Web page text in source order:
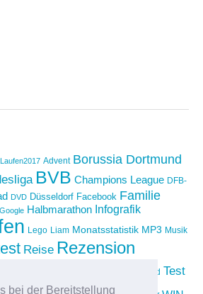
bei der Bereitstellung
Advent Borussia Dortmund
BVB Champions League DFB-
DVD Düsseldorf Facebook Familie
Google Halbmarathon Infografik
Lego Liam Monatsstatistik MP3 Musik
Reise Rezension
sponsored Test